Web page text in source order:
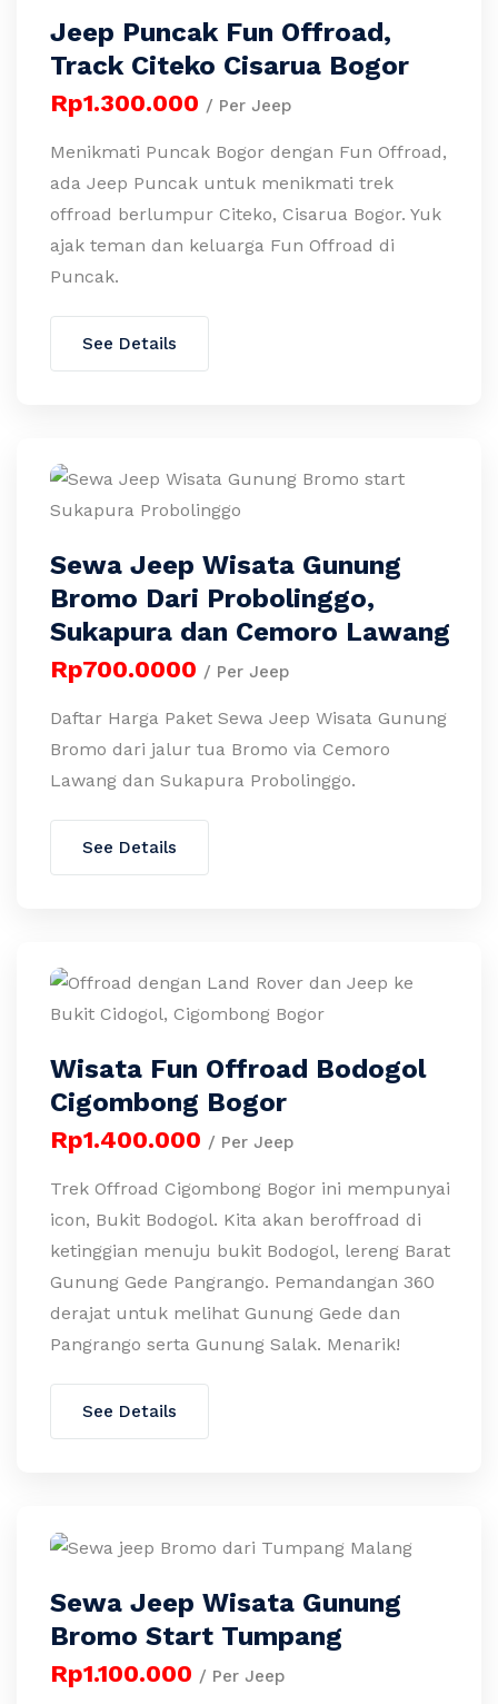
Jeep Puncak Fun Offroad,
Track Citeko Cisarua Bogor
Rp1.300.000 / Per Jeep
Menikmati Puncak Bogor dengan Fun Offroad,
ada Jeep Puncak untuk menikmati trek
offroad berlumpur Citeko, Cisarua Bogor. Yuk
ajak teman dan keluarga Fun Offroad di
Puncak.
See Details
Sewa Jeep Wisata Gunung
Bromo Dari Probolinggo,
Sukapura dan Cemoro Lawang
Rp700.0000 / Per Jeep
Daftar Harga Paket Sewa Jeep Wisata Gunung
Bromo dari jalur tua Bromo via Cemoro
Lawang dan Sukapura Probolinggo.
See Details
Wisata Fun Offroad Bodogol
Cigombong Bogor
Rp1.400.000 / Per Jeep
Trek Offroad Cigombong Bogor ini mempunyai
icon, Bukit Bodogol. Kita akan beroffroad di
ketinggian menuju bukit Bodogol, lereng Barat
Gunung Gede Pangrango. Pemandangan 360
derajat untuk melihat Gunung Gede dan
Pangrango serta Gunung Salak. Menarik!
See Details
Sewa Jeep Wisata Gunung
Bromo Start Tumpang
Rp1.100.000 / Per Jeep